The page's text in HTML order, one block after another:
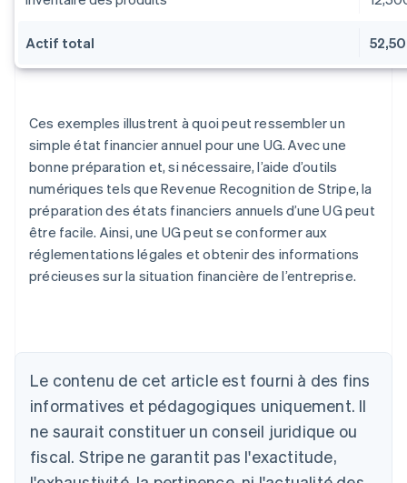
Actif total
Ces exemples illustrent à quoi peut ressembler un
simple état financier annuel pour une UG. Avec une
bonne préparation et, si nécessaire, l’aide d’outils
numériques tels que Revenue Recognition de Stripe, la
préparation des états financiers annuels d’une UG peut
être facile. Ainsi, une UG peut se conformer aux
réglementations légales et obtenir des informations
précieuses sur la situation financière de l’entreprise.
Le contenu de cet article est fourni à des fins
informatives et pédagogiques uniquement. Il
ne saurait constituer un conseil juridique ou
fiscal. Stripe ne garantit pas l'exactitude,
DeutschEnglish
Australie
English
Autriche
DeutschEnglish
NederlandsFrançaisDeutschEnglish